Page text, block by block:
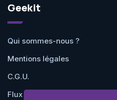
Geekit
Qui sommes-nous ?
Mentions légales
C.G.U.
Flux RSS